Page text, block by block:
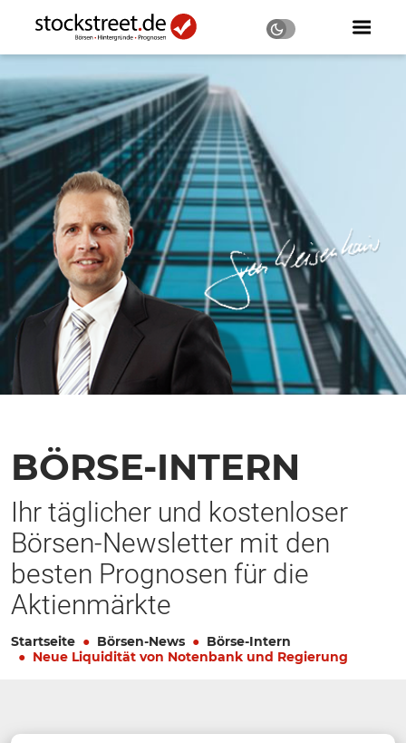
BÖRSE-INTERN
Ihr täglicher und kostenloser
Börsen-Newsletter mit den
besten Prognosen für die
Aktienmärkte
Startseite Börsen-News
Börse-Intern
Neue Liquidität von Notenbank und Regierung